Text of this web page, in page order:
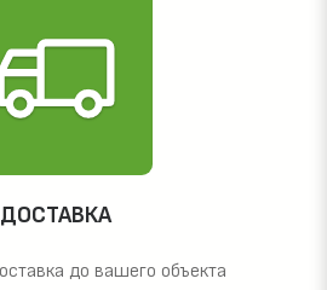
ДОСТАВКА
до вашего объекта